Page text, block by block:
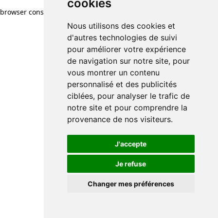
cookies
Nous utilisons des cookies et
d'autres technologies de suivi
pour améliorer votre expérience
de navigation sur notre site, pour
vous montrer un contenu
personnalisé et des publicités
ciblées, pour analyser le trafic de
notre site et pour comprendre la
provenance de nos visiteurs.
J'accepte
Je refuse
Changer mes préférences
browser console for more information)